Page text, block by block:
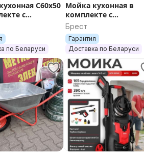
1824-2 ; аккум.
WORTEX CBL 1840-1; 2 А
1 E с тонкой обрезиненной
С60х50
с
дозатором
и корзиной
по Беларуси
Мойка кухонная в
комплекте с
дозатором, корзиной
для овощей и
сифоном. Правая и
левая.
Брест
Гарантия
Доставка по Беларуси